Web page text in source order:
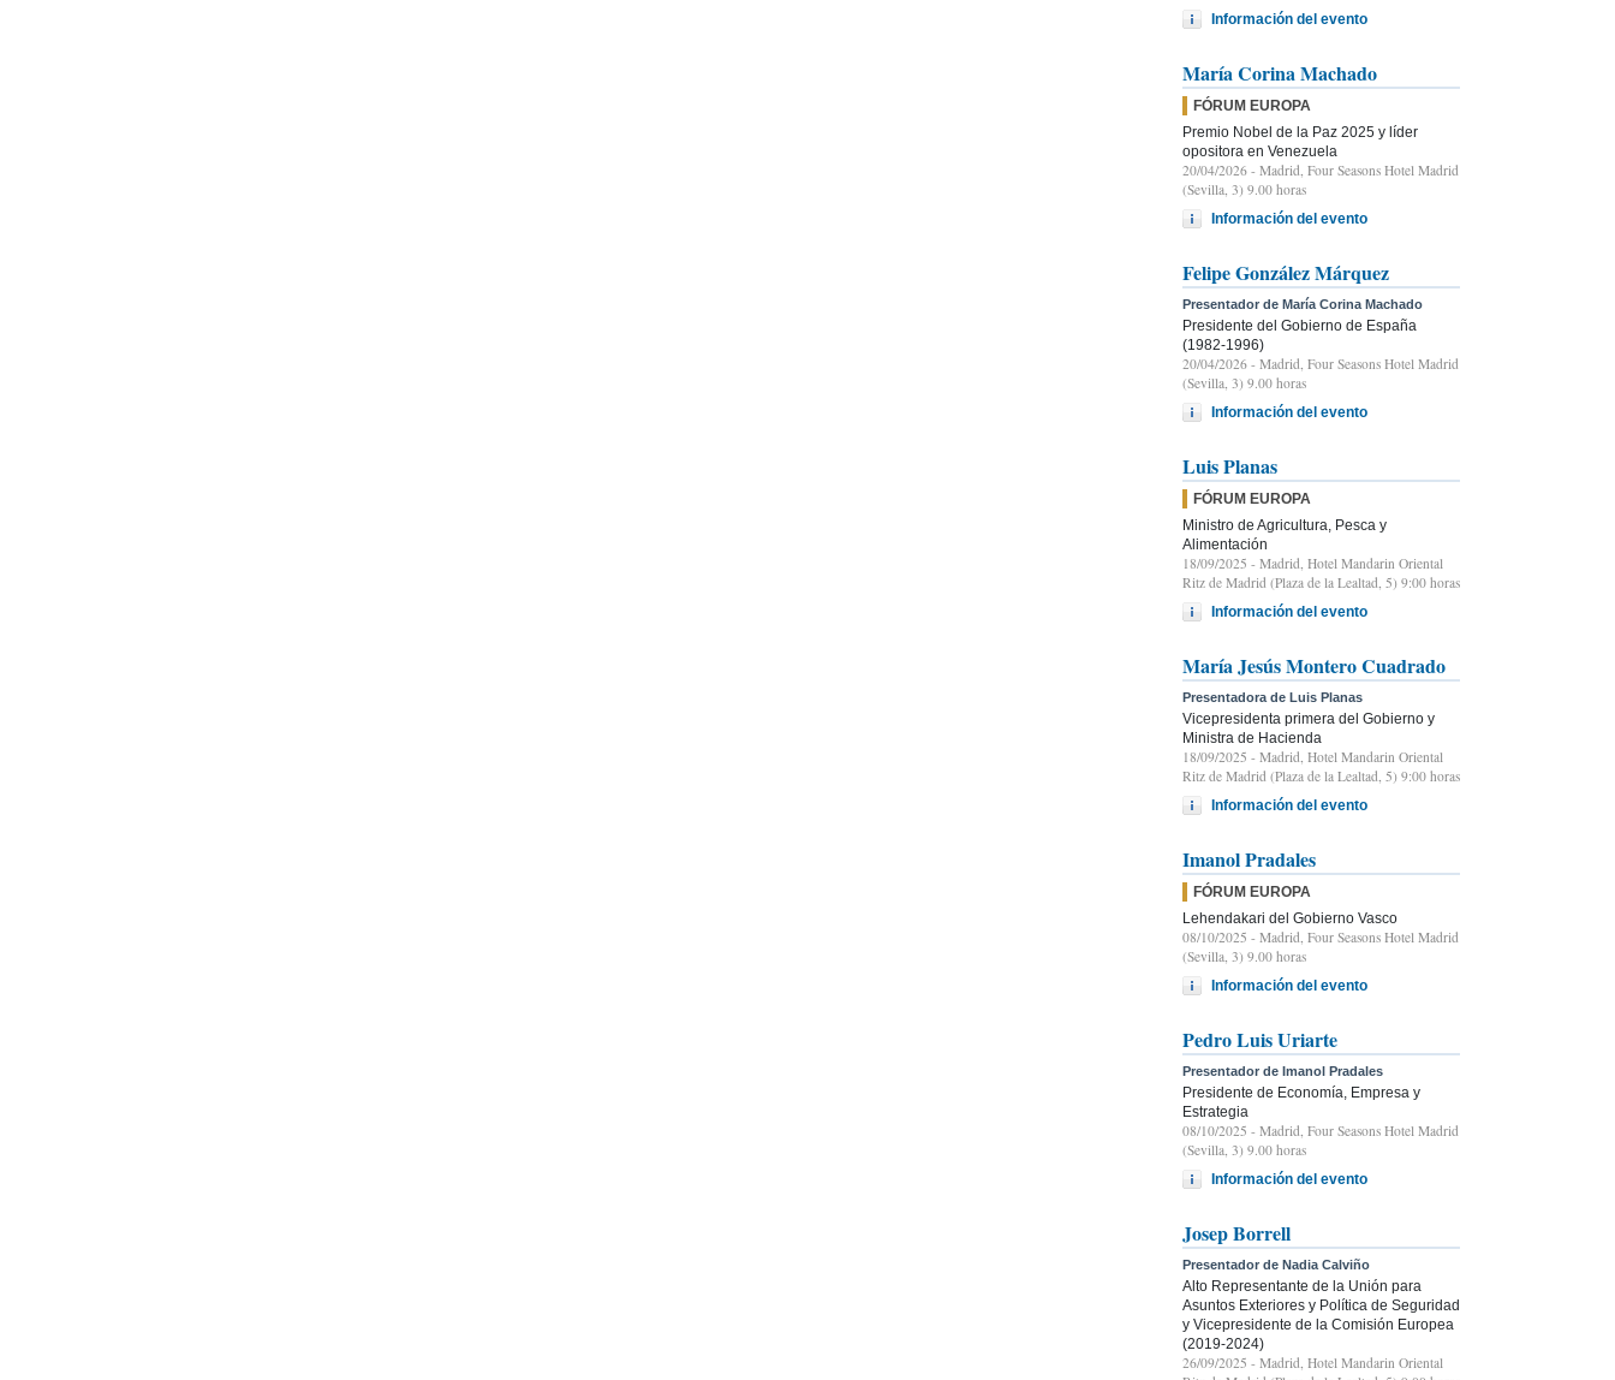
Información del evento
María Corina Machado
FÓRUM EUROPA
Premio Nobel de la Paz 2025 y líder
opositora en Venezuela
20/04/2026 - Madrid, Four Seasons Hotel Madrid
(Sevilla, 3) 9.00 horas
Información del evento
Felipe González Márquez
Presentador de María Corina Machado
Presidente del Gobierno de España
(1982-1996)
20/04/2026 - Madrid, Four Seasons Hotel Madrid
(Sevilla, 3) 9.00 horas
Información del evento
Luis Planas
FÓRUM EUROPA
Ministro de Agricultura, Pesca y
Alimentación
18/09/2025 - Madrid, Hotel Mandarin Oriental
Ritz de Madrid (Plaza de la Lealtad, 5) 9:00 horas
Información del evento
María Jesús Montero Cuadrado
Presentadora de Luis Planas
Vicepresidenta primera del Gobierno y
Ministra de Hacienda
18/09/2025 - Madrid, Hotel Mandarin Oriental
Ritz de Madrid (Plaza de la Lealtad, 5) 9:00 horas
Información del evento
Imanol Pradales
FÓRUM EUROPA
Lehendakari del Gobierno Vasco
08/10/2025 - Madrid, Four Seasons Hotel Madrid
(Sevilla, 3) 9.00 horas
Información del evento
Pedro Luis Uriarte
Presentador de Imanol Pradales
Presidente de Economía, Empresa y
Estrategia
08/10/2025 - Madrid, Four Seasons Hotel Madrid
(Sevilla, 3) 9.00 horas
Información del evento
Josep Borrell
Presentador de Nadia Calviño
Alto Representante de la Unión para
Asuntos Exteriores y Política de Seguridad
y Vicepresidente de la Comisión Europea
(2019-2024)
26/09/2025 - Madrid, Hotel Mandarin Oriental